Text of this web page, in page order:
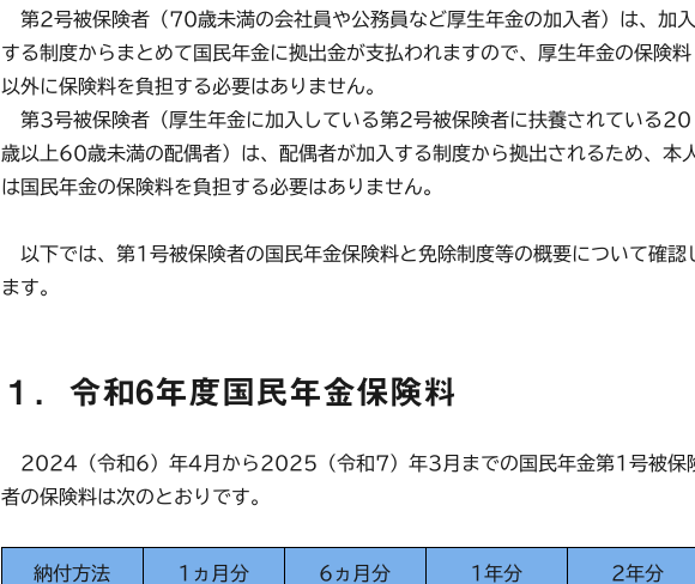
第2号被保険者（70歳未満の会社員や公務員など厚生年金の加入者）は、加入
する制度からまとめて国民年金に拠出金が支払われますので、厚生年金の保険料
以外に保険料を負担する必要はありません。
第3号被保険者（厚生年金に加入している第2号被保険者に扶養されている20
歳以上60歳未満の配偶者）は、配偶者が加入する制度から拠出されるため、本
は国民年金の保険料を負担する必要はありません。
以下では、第1号被保険者の国民年金保険料と免除制度等の概要について確認
ます。
１．令和6年度国民年金保険料
2024（令和6）年4月から2025（令和7）年3月までの国民年金第1号被保
者の保険料は次のとおりです。
納付方法 1ヵ月分 6ヵ月分 1年分 2年分